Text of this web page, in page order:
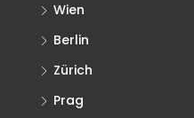
Wien
Berlin
Zürich
Prag